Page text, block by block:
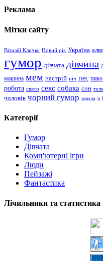
Реклама
Мітки сайту
Віталій Кличко Новий рік Україна
гумор дівчата дівчина
машина мем настрій ніч пес пиво
робота свято секс собака сон
чоловік чорний гумор школа я
Категорії
Гумор
Дівчата
Комп'ютерні ігри
Люди
Пейзажі
Фантастика
Лічильники та статистика